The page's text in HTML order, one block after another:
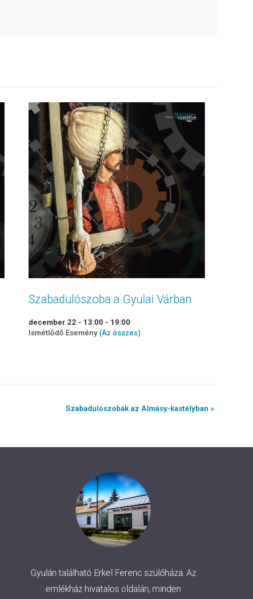
Szabadulószoba a Gyulai Várban
december 22 - 13:00 - 19:00
Ismétlődő Esemény (Az összes)
Szabadulószobák az Almásy-kastélyban »
Gyulán található Erkel Ferenc szülőháza. Az
emlékház hivatalos oldalán, minden